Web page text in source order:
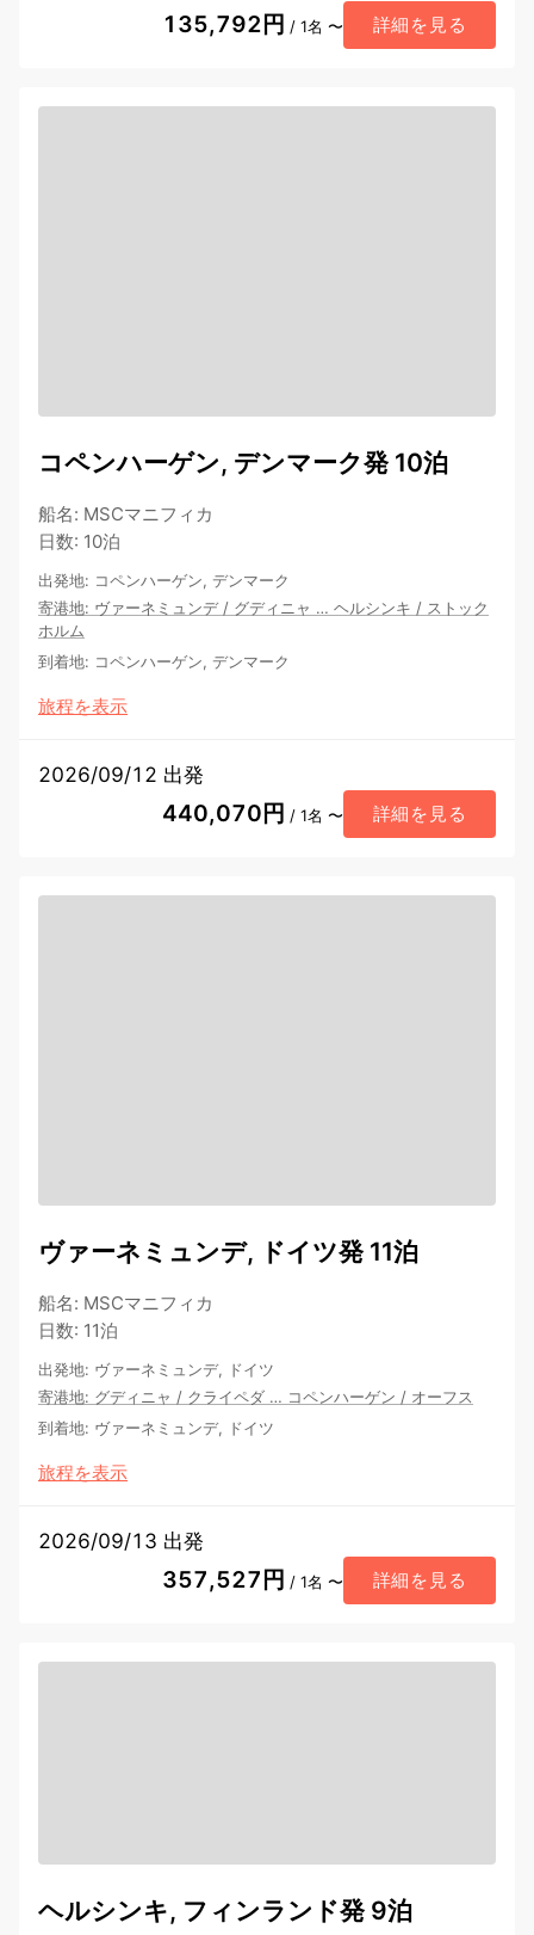
135,792円 / 1名 〜 詳細を見る
コペンハーゲン, デンマーク発 10泊
船名: MSCマニフィカ
日数: 10泊
出発地: コペンハーゲン, デンマーク
寄港地: ヴァーネミュンデ/ グディニャ … ヘルシンキ / ストック
ホルム
到着地: コペンハーゲン, デンマーク
旅程を表示
2026/09/12 出発
440,070円 / 1名 〜 詳細を見る
ヴァーネミュンデ, ドイツ発 11泊
船名: MSCマニフィカ
日数: 11泊
出発地: ヴァーネミュンデ, ドイツ
寄港地: グディニャ / クライペダ … コペンハーゲン / オーフス
到着地: ヴァーネミュンデ, ドイツ
旅程を表示
2026/09/13 出発
357,527円 / 1名 〜 詳細を見る
ヘルシンキ, フィンランド発 9泊